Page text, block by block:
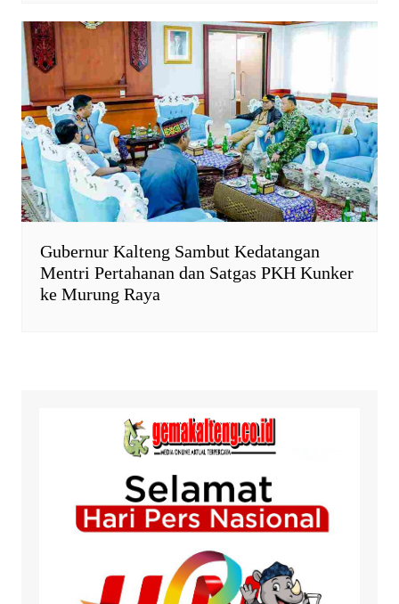
Gubernur Kalteng Sambut Kedatangan
Mentri Pertahanan dan Satgas PKH Kunker
ke Murung Raya